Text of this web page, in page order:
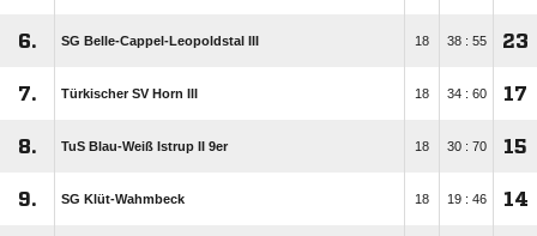
6. SG Belle-Cappel-Leopoldstal III 18 38 : 55 23
7. Türkischer SV Horn III 18 34 : 60 17
8. TuS Blau-Weiß Istrup II 9er 18 30 : 70 15
9. SG Klüt-Wahmbeck 18 19 : 46 14